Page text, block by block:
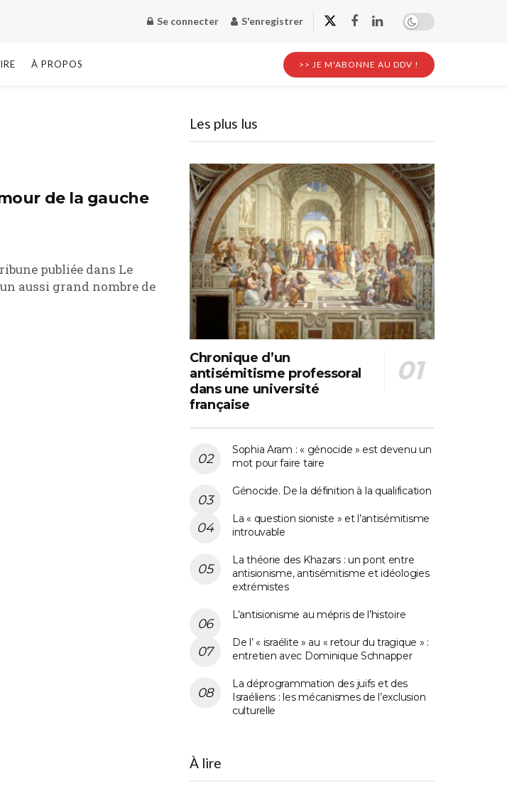
Se connecter S'enregistrer
À PROPOS >> JE M'ABONNE AU DDV !
de la gauche
publiée dans Le
aussi grand nombre de
Les plus lus
Chronique d’un
antisémitisme professoral
dans une université
française
Sophia Aram : « génocide » est devenu un
mot pour faire taire
Génocide. De la définition à la qualification
La « question sioniste » et l’antisémitisme
introuvable
La théorie des Khazars : un pont entre
antisionisme, antisémitisme et idéologies
extrémistes
L’antisionisme au mépris de l’histoire
De l’ « israélite » au « retour du tragique » :
entretien avec Dominique Schnapper
La déprogrammation des juifs et des
Israéliens : les mécanismes de l’exclusion
culturelle
À lire